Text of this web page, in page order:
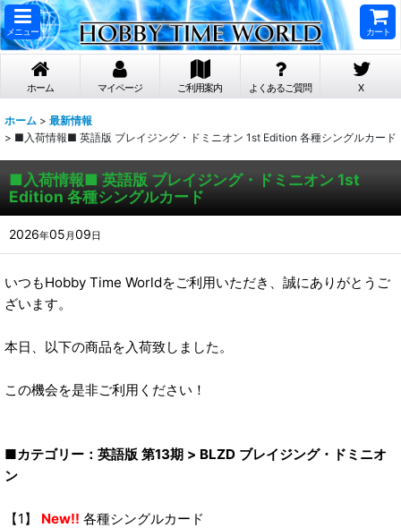
メニュー カート
ホーム マイページ ご利用案内 よくあるご質問 X
ホーム > 最新情報
> ■入荷情報■ 英語版 ブレイジング・ドミニオン 1st Edition 各種シングルカード
■入荷情報■ 英語版 ブレイジング・ドミニオン 1st
Edition 各種シングルカード
2026年05 月09日
いつもHobby Time Worldをご利用いただき、誠にありがとうご
ざいます。
本日、以下の商品を入荷致しました。
この機会を是非ご利用ください！
■カテゴリー：英語版 第13期 > BLZD ブレイジング・ドミニオ
ン
【1】 New!! 各種シングルカード